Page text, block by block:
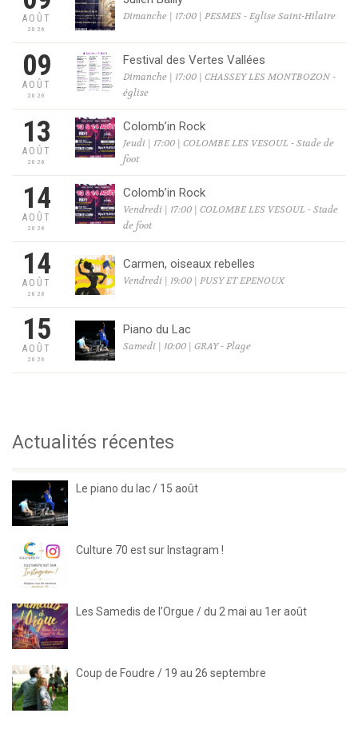
AOÛT
2026
Dimanche | 17:00 | PESMES - Eglise Saint-Hilaire
09
AOÛT
2026
Festival des Vertes Vallées
Dimanche | 17:00 | CHASSEY LES MONTBOZON -
église
13
AOÛT
2026
Colomb’in Rock
Jeudi | 17:00 | COLOMBE LES VESOUL - Stade de
foot
14
AOÛT
2026
Colomb’in Rock
Vendredi | 17:00 | COLOMBE LES VESOUL - Stade
de foot
14
AOÛT
2026
Carmen, oiseaux rebelles
Vendredi | 19:00 | PUSY ET EPENOUX
15
AOÛT
2026
Piano du Lac
Samedi | 10:00 | GRAY - Plage
Actualités récentes
Le piano du lac / 15 août
Culture 70 est sur Instagram !
Les Samedis de l’Orgue / du 2 mai au 1er août
Coup de Foudre / 19 au 26 septembre